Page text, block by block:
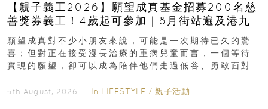
【親子義工2026】願望成真基金招募200名慈
善獎券義工！4歲起可參加｜8月街站遍及港九
新界
願望成真對不少小朋友來說，可能是一次期待已久的驚
喜；但對正在接受漫長治療的重病兒童而言，一個等待
實現的願望，卻可以成為陪伴他們走過低谷、勇敢面對
5th August, 2026 ｜ In LIFESTYLE / 親子活動